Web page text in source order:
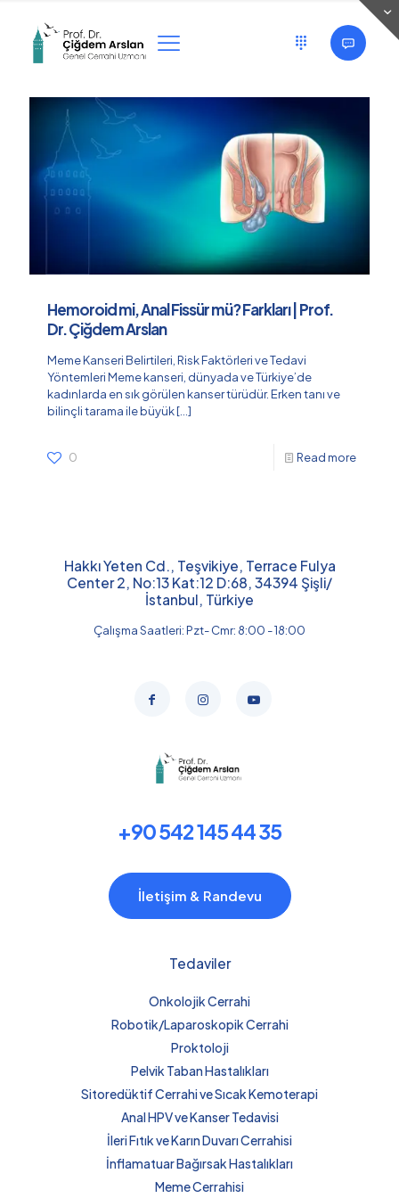
Categories Tags Show all
Hemoroid mi, Anal Fissür mü? Farkları | Prof.
Dr. Çiğdem Arslan
Meme Kanseri Belirtileri, Risk Faktörleri ve Tedavi
Yöntemleri Meme kanseri, dünyada ve Türkiye’de
kadınlarda en sık görülen kanser türüdür. Erken tanı ve
bilinçli tarama ile büyük[…]
0 Read more
Hakkı Yeten Cd., Teşvikiye, Terrace Fulya
Center 2, No:13 Kat:12 D:68, 34394 Şişli/
İstanbul, Türkiye
Çalışma Saatleri: Pzt- Cmr: 8:00 - 18:00
+90 542 145 44 35
İletişim & Randevu
Tedaviler
Onkolojik Cerrahi
Robotik/Laparoskopik Cerrahi
Proktoloji
Pelvik Taban Hastalıkları
Sitoredüktif Cerrahi ve Sıcak Kemoterapi
Anal HPV ve Kanser Tedavisi
İleri Fıtık ve Karın Duvarı Cerrahisi
İnflamatuar Bağırsak Hastalıkları
Meme Cerrahisi